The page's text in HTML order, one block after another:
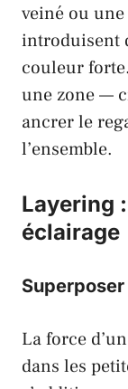
veiné ou
introduisent
couleur
une zone —
ancrer le
l’ensemble.
Layering
éclairage
Superposer
La force
dans les